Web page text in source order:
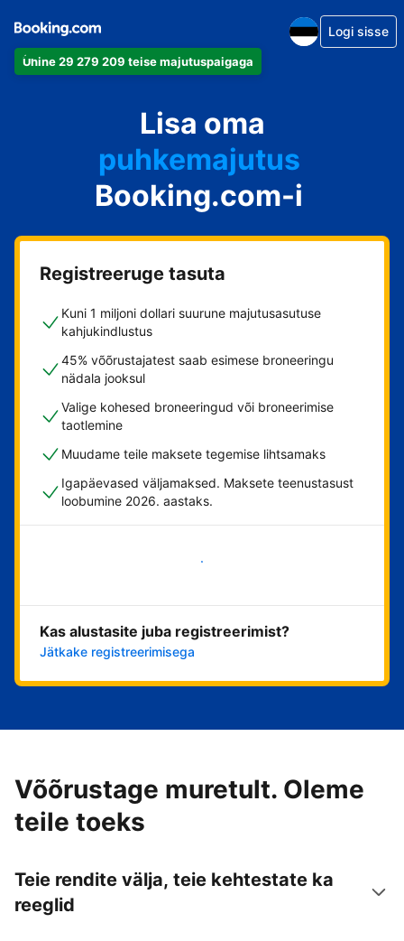
Ühine 29 279 209 teise majutuspaigaga
Logi sisse
Lisa oma
apartement
hotell
puhkemajutus
külalistemaja
hostel
Booking.com-i
Registreeruge tasuta
Kuni 1 miljoni dollari suurune majutusasutuse
kahjukindlustus
45% võõrustajatest saab esimese broneeringu
nädala jooksul
Valige kohesed broneeringud või broneerimise
taotlemine
Muudame teile maksete tegemise lihtsamaks
Igapäevased väljamaksed. Maksete teenustasust
loobumine 2026. aastaks.
Alusta kohe
Kas alustasite juba registreerimist?
Jätkake registreerimisega
Võõrustage muretult. Oleme
teile toeks
Teie rendite välja, teie kehtestate ka
reeglid